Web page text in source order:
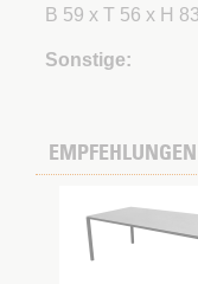
B 59 x T 56 x H
Sonstige: